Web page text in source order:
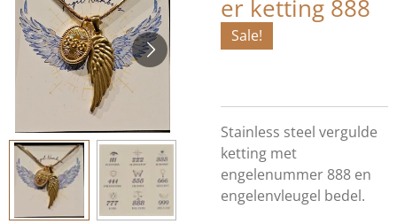
er ketting 888
Sale!
Stainless steel vergulde
ketting met
engelenummer 888 en
engelenvleugel bedel.